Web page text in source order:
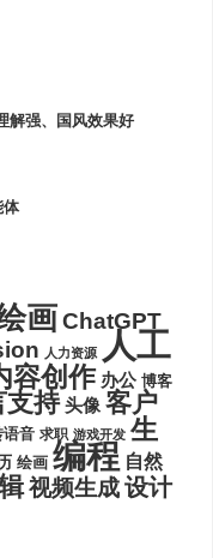
解强、国风效果好
体
画ChatGPT
人力资源 人工
容创作 办公 博客
支持 头像 客户
语音 求职 游戏开发 生
绘画 编程 自然
视频生成设计